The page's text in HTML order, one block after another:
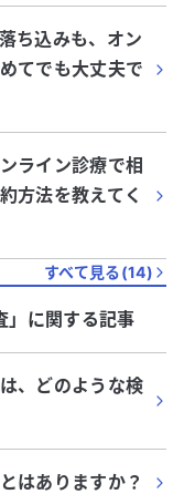
ち込みも、オン
てでも大丈夫で
ライン診療で相
方法を教えてく
すべて見る(14)
」に関する記事
、どのような検
はありますか？